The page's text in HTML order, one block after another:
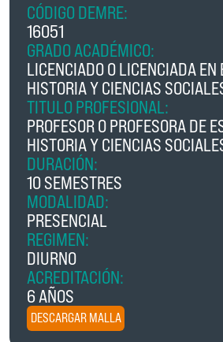
CÓDIGO DEMRE:
16051
GRADO ACADÉMICO:
LICENCIADO O LICENCIADA EN
HISTORIA Y CIENCIAS
TITULO PROFESIONAL:
PROFESOR O PROFESORA DE
HISTORIA Y CIENCIAS
DURACIÓN:
10 SEMESTRES
MODALIDAD:
PRESENCIAL
REGIMEN:
DIURNO
ACREDITACIÓN:
6 AÑOS
DESCARGAR MALLA